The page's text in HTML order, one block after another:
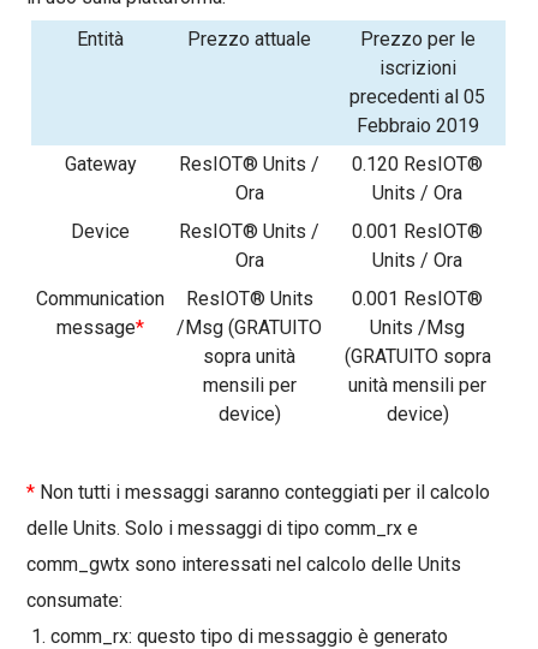
Entità
Prezzo attuale
Prezzo per le
iscrizioni
precedenti al 05
Febbraio 2019
Gateway
ResIOT® Units /
Ora
0.120 ResIOT®
Units / Ora
Device
ResIOT® Units /
Ora
0.001 ResIOT®
Units / Ora
Communication
message*
ResIOT® Units
/Msg (GRATUITO
sopraunità
mensili per
device)
0.001 ResIOT®
Units /Msg
(GRATUITOsopra
unità mensiliper
device)
* Non tutti i messaggi saranno conteggiati per il calcolo
delle Units. Solo i messaggi di tipocomm_rx e
comm_gwtx sono interessati nel calcolo delle Units
consumate:
comm_rx: questo tipo di messaggio è generato